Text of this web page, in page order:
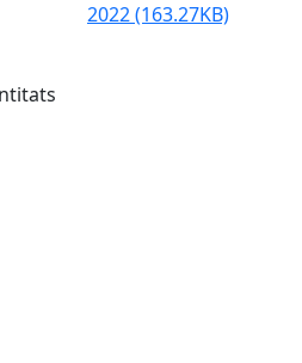
2022(163.27KB)